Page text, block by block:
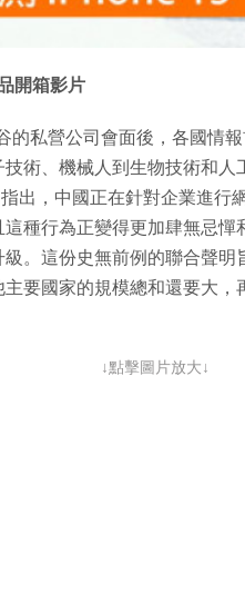
開箱影片
的私營公司會面後，各國情
術、機械人到生物技術和
出，中國正在針對企業進行
種行為正變得更加肆無忌
。這份史無前例的聯合聲
要國家的規模總和還要大
↓點擊圖片放大↓